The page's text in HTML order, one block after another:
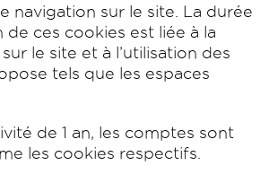
navigation sur le site. La durée
de ces cookies est liée à la
le site et à l’utilisation des
tels que les espaces
de 1 an, les comptes sont
les cookies respectifs.